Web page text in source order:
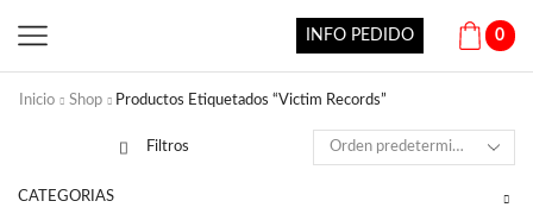
INFO PEDIDO 0
Inicio Shop Productos Etiquetados “Victim Records”
Filtros
CATEGORÍAS